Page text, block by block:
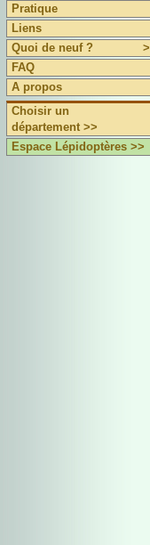
Pratique
Liens
Quoi de neuf ?
>
FAQ
A propos
Choisir un
département >>
Espace Lépidoptères >>